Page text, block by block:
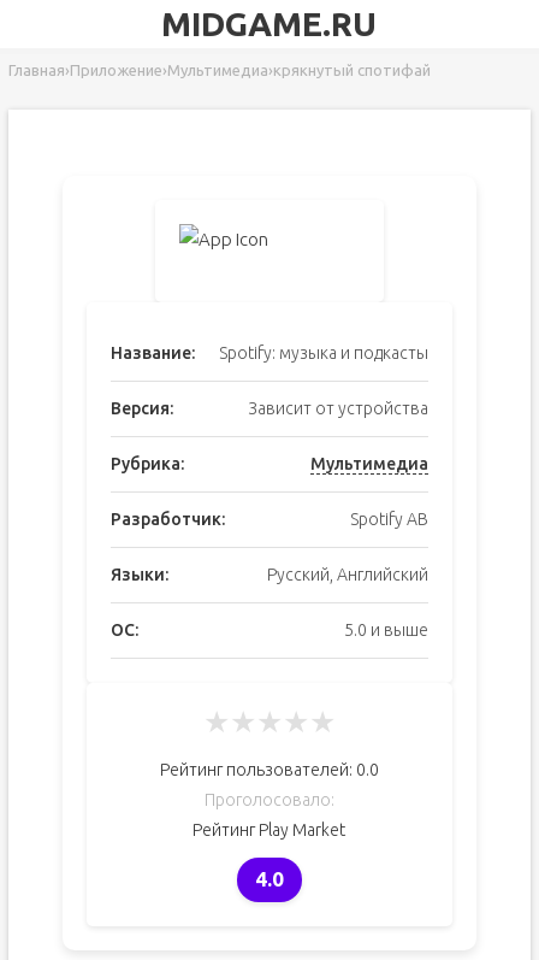
MIDGAME.RU
Главная›Приложение›Мультимедиа›крякнутый спотифай
Название: Spotify: музыка и подкасты
Версия: Зависит от устройства
Рубрика: Мультимедиа
Разработчик: Spotify AB
Языки: Русский, Английский
ОС: 5.0 и выше
★★★★★
Рейтинг пользователей: 0.0
Проголосовало:
Рейтинг Play Market
4.0